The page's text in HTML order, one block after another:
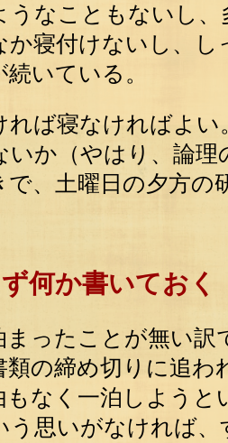
うなこともないし
か寝付けないし、
いている。
れば寝なければよ
いか（やはり、論
で、土曜日の夕方
何か書いておく
まったことが無い
類の締め切りに追
もなく一泊しよう
う思いがなければ